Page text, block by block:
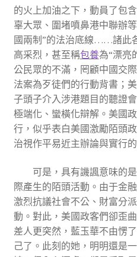
的火上加油之下，動員了包
辜大眾、圍堵噴鼻港中聯辦
國兩制”的法治底線……諸此
高采烈，甚至稱包養為“漂亮
公民眾的不滿，罔顧中國交
法案為歹徒們的行動背書；
子頭子介入涉港題目的聽證
極端化、蠻橫化辯解。美國
行，似乎表白美國激勵陌頭
治視作平易近主辦論與實行
可是，具有譏諷意味的
際產生的陌頭活動。由于金
激烈抗議社會不公、財富分
動。對此，美國政客們卻歪
差人更突然，藍玉華不由愣
己了​​。此刻的她，明明還是